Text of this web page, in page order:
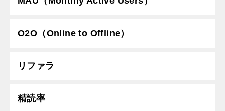
O2O（Online to Offline）
リファラ
精読率